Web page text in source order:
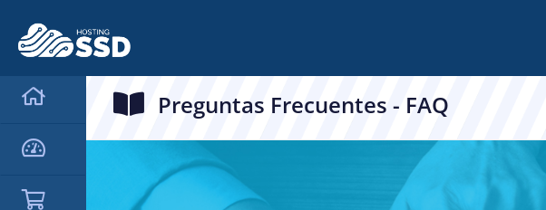
Preguntas Frecuentes - FAQ